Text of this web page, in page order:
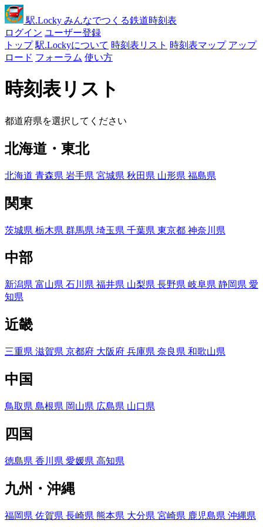
駅.Locky みんなでつくる鉄道時刻表
ログイン ユーザー登録
トップ 駅.Lockyについて 時刻表リスト 時刻表マップ アップ
ロード フォーラム 使い方
時刻表リスト
都道府県を選択してください
北海道・東北
北海道 青森県 岩手県 宮城県 秋田県 山形県 福島県
関東
茨城県 栃木県 群馬県 埼玉県 千葉県 東京都 神奈川県
中部
新潟県 富山県 石川県 福井県 山梨県 長野県 岐阜県 静岡県 愛
知県
近畿
三重県 滋賀県 京都府 大阪府 兵庫県 奈良県 和歌山県
中国
鳥取県 島根県 岡山県 広島県 山口県
四国
徳島県 香川県 愛媛県 高知県
九州・沖縄
福岡県 佐賀県 長崎県 熊本県 大分県 宮崎県 鹿児島県 沖縄県